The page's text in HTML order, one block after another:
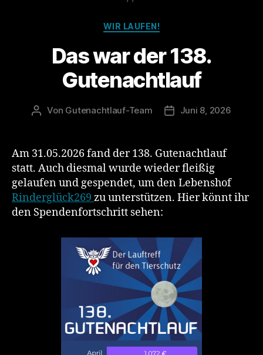
Kategorien
WIR LAUFEN!
Das war der 138.
Gutenachtlauf
Beitragsautor
Von Gutenachtlauf-Team Juni 8, 2026
Am 31.05.2026 fand der 138. Gutenachtlauf
statt. Auch diesmal wurde wieder fleißig
gelaufen und gespendet, um den Lebenshof
Rinderglück269 zu unterstützen. Hier könnt ihr
den Spendenfortschritt sehen: